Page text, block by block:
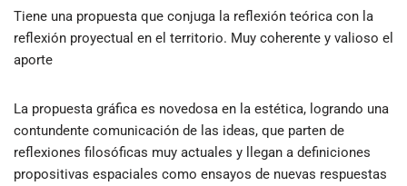
Tiene una propuesta que conjuga la reflexión teórica con la
reflexión proyectual en el territorio. Muy coherente y valioso el
aporte
La propuesta gráfica es novedosa en la estética, logrando una
contundente comunicación de las ideas, que parten de
reflexiones filosóficas muy actuales y llegan a definiciones
propositivas espaciales como ensayos de nuevas respuestas